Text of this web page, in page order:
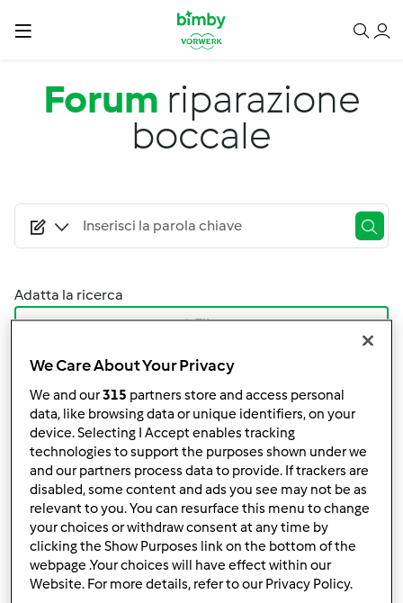
Salta al contenuto principale
Forum riparazione
boccale
Adatta la ricerca
Filtro
Ordina per:
I risultati più recenti
Risultati per pagina:
10
2 | Ultimo messaggio
Risposta rapida
Magat Iscritto : 26.03.2014
We Care About Your Privacy
We and our315 partners store and access personal
data, like browsing data or unique identifiers, on your
device. Selecting I Accept enables tracking
technologies to support the purposes shown under we
and our partners process data to provide. If trackers are
disabled, some content and ads you see may not be as
relevant to you. You can resurface this menu to change
your choices or withdraw consent at any time by
clicking the Show Purposes link on the bottom of the
webpage .Your choices will have effect within our
Website. For more details, refer to our Privacy Policy.